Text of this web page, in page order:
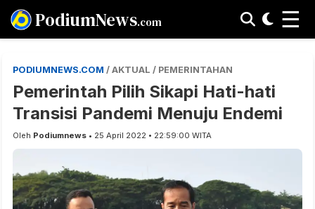
PodiumNews.com ☰
PODIUMNEWS.COM / AKTUAL / PEMERINTAHAN
Pemerintah Pilih Sikapi Hati-hati
Transisi Pandemi Menuju Endemi
Oleh Podiumnews • 25 April 2022 • 22:59:00 WITA